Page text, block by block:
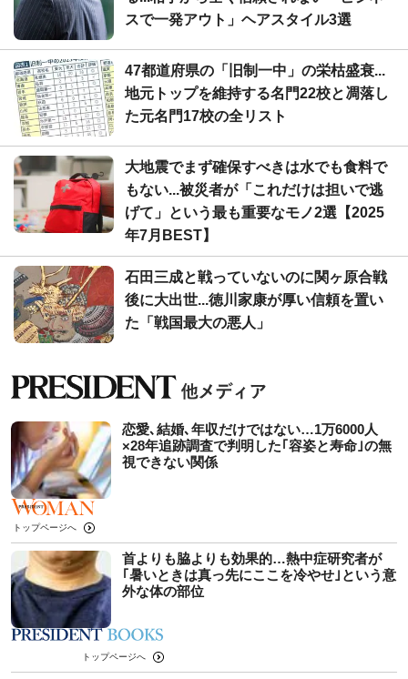
スで一発アウト」ヘアスタイル3選
47都道府県の「旧制一中」の栄枯盛衰...
地元トップを維持する名門22校と凋落し
た元名門17校の全リスト
大地震でまず確保すべきは水でも食料で
もない...被災者が「これだけは担いで逃
げて」という最も重要なモノ2選【2025
年7月BEST】
石田三成と戦っていないのに関ヶ原合戦
後に大出世...徳川家康が厚い信頼を置い
た「戦国最大の悪人」
恋愛､結婚､年収だけではない…1万6000人
×28年追跡調査で判明した｢容姿と寿命｣の無
視できない関係
トップページへ
首よりも脇よりも効果的…熱中症研究者が
｢暑いときは真っ先にここを冷やせ｣という意
外な体の部位
トップページへ